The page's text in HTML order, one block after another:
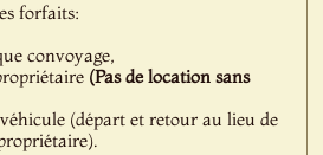
forfaits:
convoyage,
(Pas de location sans
(départ et retour au lieu de